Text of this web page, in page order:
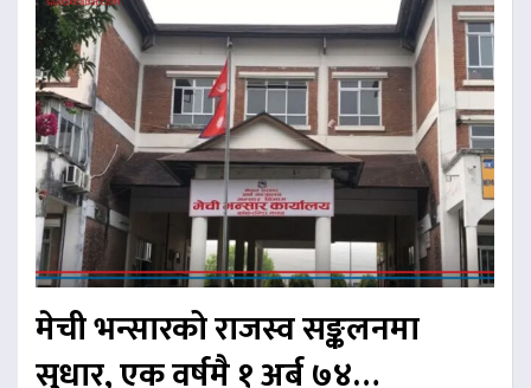
मेची भन्सारको राजस्व सङ्कलनमा
सुधार, एक वर्षमै १ अर्ब ७४…